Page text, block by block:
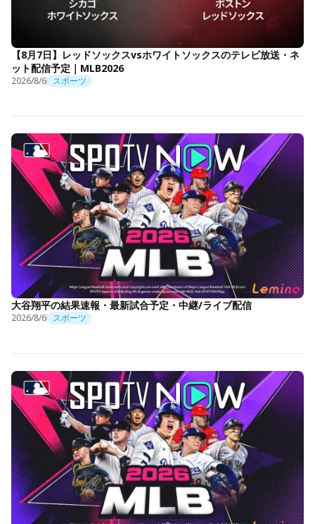
【8月7日】レッドソックスvsホワイトソックスのテレビ放送・ネ
ット配信予定｜MLB2026
2026/8/6 スポーツ
大谷翔平の結果速報・最新試合予定・中継/ライブ配信
2026/8/6 スポーツ